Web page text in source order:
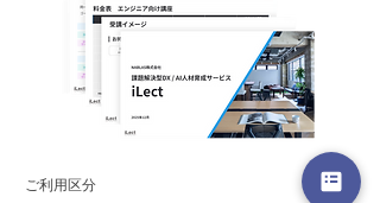
新講座「生成AIリテラシ
ー講座」提供開始
ご利用区分